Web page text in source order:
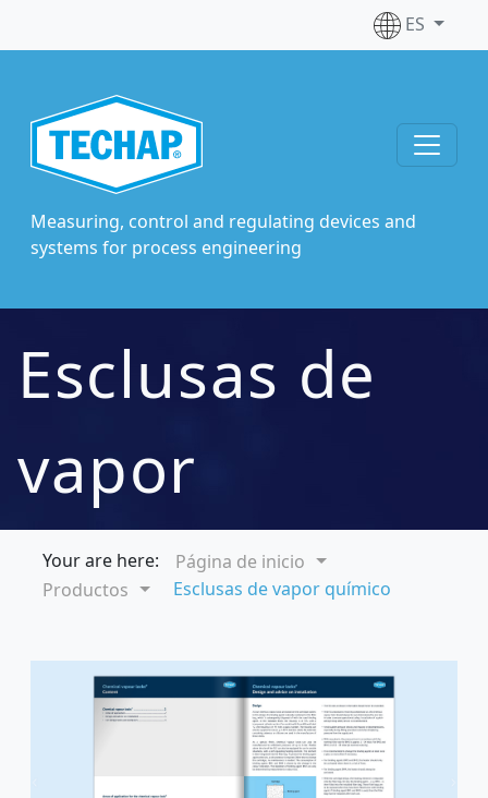
ES
Measuring, control and regulating devices and
systems for process engineering
Esclusas de
vapor
químico® con
sistema de
cartuchos
Your are here:
Página de inicio
Productos
Esclusas de vapor químico